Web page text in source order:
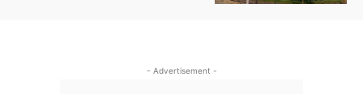
- Advertisement -